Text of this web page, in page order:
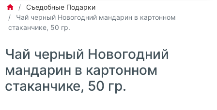
Съедобные Подарки
Чай черный Новогодний мандарин в картонном
стаканчике, 50 гр.
Чай черный Новогодний
мандарин в картонном
стаканчике, 50 гр.